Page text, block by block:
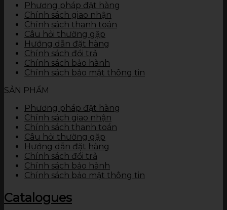
Phương pháp đặt hàng
Chính sách giao nhận
Chính sách thanh toán
Câu hỏi thường gặp
Hướng dẫn đặt hàng
Chính sách đổi trả
Chính sách bảo hành
Chính sách bảo mật thông tin
SẢN PHẨM
Phương pháp đặt hàng
Chính sách giao nhận
Chính sách thanh toán
Câu hỏi thường gặp
Hướng dẫn đặt hàng
Chính sách đổi trả
Chính sách bảo hành
Chính sách bảo mật thông tin
Catalogues